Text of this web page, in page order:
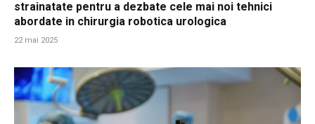
strainatate pentru a dezbate cele mai noi tehnici
abordate in chirurgia robotica urologica
22 mai 2025